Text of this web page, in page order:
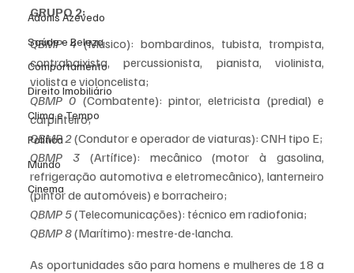
Adonis Azevedo
Saúde e Beleza
Comportamento
Direito Imobiliário
Clima e Tempo
Política
Mundo
Cinema
GRUPO 2:
QBMP 4 (Músico): bombardinos, tubista, trompista,
contrabaixista, percussionista, pianista, violinista,
violista e violoncelista;
QBMP 0 (Combatente): pintor, eletricista (predial) e
carpinteiro;
QBMP 2 (Condutor e operador de viaturas): CNH tipo E;
QBMP 3 (Artífice): mecânico (motor à gasolina,
refrigeração automotiva e eletromecânico), lanterneiro
(pintor de automóveis) e borracheiro;
QBMP 5 (Telecomunicações): técnico em radiofonia;
QBMP 8 (Marítimo): mestre-de-lancha.
As oportunidades são para homens e mulheres de 18 a